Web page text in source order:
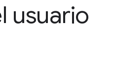
usuario